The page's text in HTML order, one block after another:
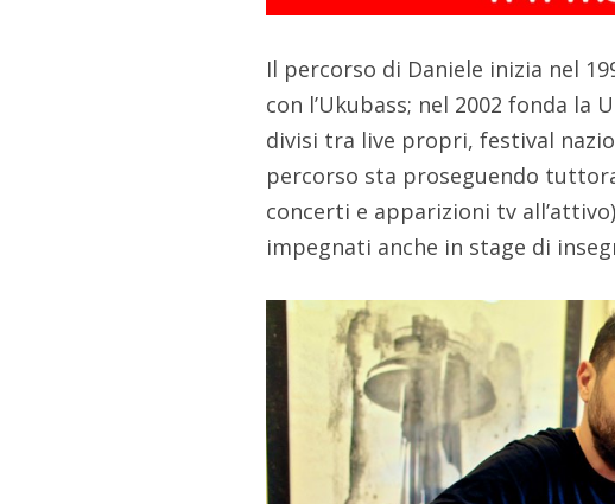
Il percorso di Daniele inizia nel
con l’Ukubass; nel 2002 fonda la
divisi tra live propri, festival
percorso sta proseguendo
concerti e apparizioni tv
impegnati anche in stage di